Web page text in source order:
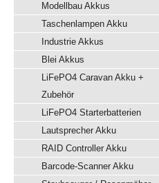
Modellbau Akkus
Taschenlampen Akku
Industrie Akkus
Blei Akkus
LiFePO4 Caravan Akku +
Zubehör
LiFePO4 Starterbatterien
Lautsprecher Akku
RAID Controller Akku
Barcode-Scanner Akku